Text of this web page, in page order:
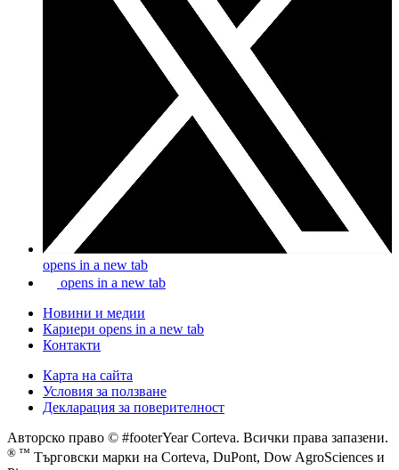
opens in a new tab
opens in a new tab
Новини и медии
Кариери opens in a new tab
Контакти
Карта на сайта
Условия за ползване
Декларация за поверителност
Авторско право © #footerYear Corteva. Всички права запазени.
® ™ Търговски марки на Corteva, DuPont, Dow AgroSciences и